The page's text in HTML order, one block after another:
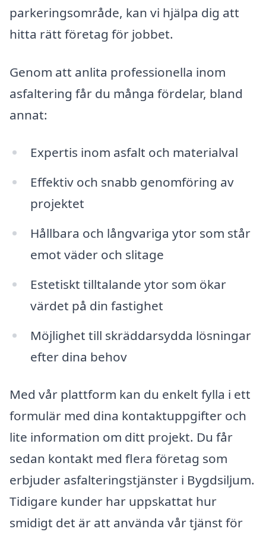
parkeringsområde, kan vi hjälpa dig att
hitta rätt företag för jobbet.
Genom att anlita professionella inom
asfaltering får du många fördelar, bland
annat:
Expertis inom asfalt och materialval
Effektiv och snabb genomföring av
projektet
Hållbara och långvariga ytor som står
emot väder och slitage
Estetiskt tilltalande ytor som ökar
värdet på din fastighet
Möjlighet till skräddarsydda lösningar
efter dina behov
Med vår plattform kan du enkelt fylla i ett
formulär med dina kontaktuppgifter och
lite information om ditt projekt. Du får
sedan kontakt med flera företag som
erbjuder asfalteringstjänster i Bygdsiljum.
Tidigare kunder har uppskattat hur
smidigt det är att använda vår tjänst för